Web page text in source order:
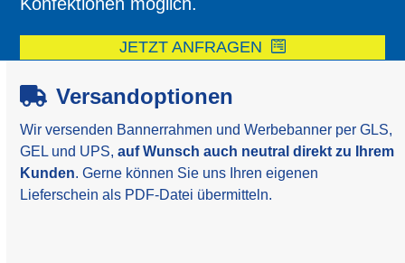
JETZT ANFRAGEN
Versandoptionen
Wir versenden Bannerrahmen und Werbebanner per GLS,
GEL und UPS,auf Wunsch auch neutral direkt zu Ihrem
Kunden. Gerne können Sie uns Ihren eigenen
Lieferschein als PDF-Datei übermitteln.